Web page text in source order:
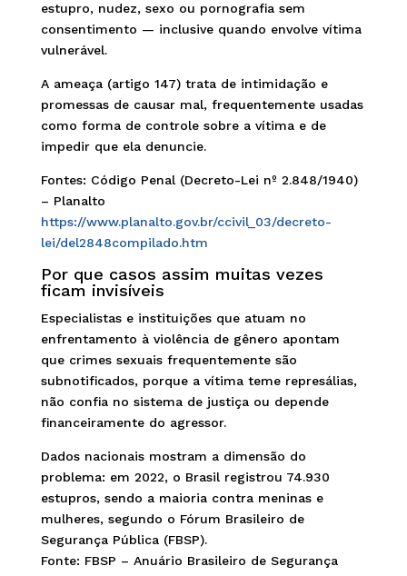
estupro, nudez, sexo ou pornografia sem
consentimento — inclusive quando envolve vítima
vulnerável.
A ameaça (artigo 147) trata de intimidação e
promessas de causar mal, frequentemente usadas
como forma de controle sobre a vítima e de
impedir que ela denuncie.
Fontes: Código Penal (Decreto-Lei nº 2.848/1940)
– Planalto
https://www.planalto.gov.br/ccivil_03/decreto-
lei/del2848compilado.htm
Por que casos assim muitas vezes
ficam invisíveis
Especialistas e instituições que atuam no
enfrentamento à violência de gênero apontam
que crimes sexuais frequentemente são
subnotificados, porque a vítima teme represálias,
não confia no sistema de justiça ou depende
financeiramente do agressor.
Dados nacionais mostram a dimensão do
problema: em 2022, o Brasil registrou 74.930
estupros, sendo a maioria contra meninas e
mulheres, segundo o Fórum Brasileiro de
Segurança Pública (FBSP).
Fonte: FBSP – Anuário Brasileiro de Segurança